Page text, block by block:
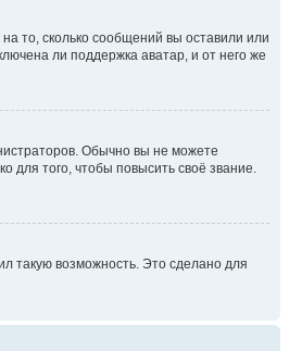
то, сколько сообщений вы оставили или
ли поддержка аватар, и от него же
Обычно вы не можете
для того, чтобы повысить своё звание.
такую возможность. Это сделано для